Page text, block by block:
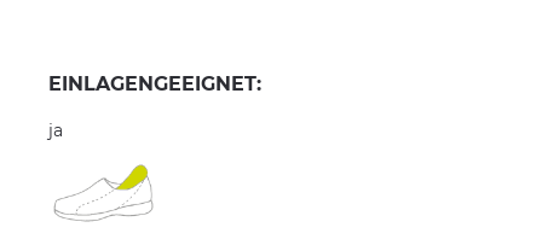
EINLAGENGEEIGNET:
ja